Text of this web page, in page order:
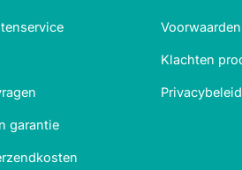
garantie
Voorwaarden
Klachten
Privacybeleid